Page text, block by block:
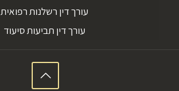
עורך דין רשלנות רפואית
עורך דין תביעות סיעוד